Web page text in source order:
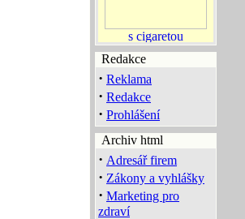
Redakce
· Reklama
· Redakce
· Prohlášení
Archiv html
· Adresář firem
· Zákony a vyhlášky
· Marketing pro
zdraví